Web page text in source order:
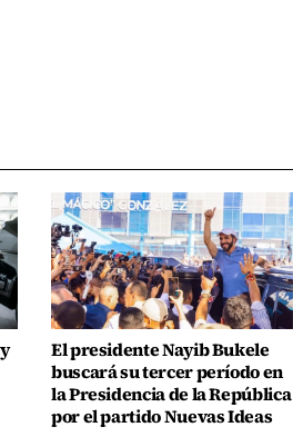
El presidente Nayib Bukele
buscará su tercer período en
la Presidencia de la República
por el partido Nuevas Ideas